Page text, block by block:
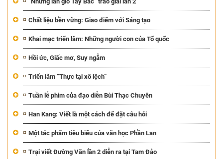
Chất liệu bền vững: Giao điểm với Sáng tạo
Khai mạc triển lãm: Những người con của Tổ quốc
Hồi ức, Giấc mơ, Suy ngẫm
Triển lãm “Thực tại xô lệch”
Tuần lễ phim của đạo diễn Bùi Thạc Chuyên
Han Kang: Viết là một cách để đặt câu hỏi
Một tác phẩm tiêu biểu của văn học Phần Lan
Trại viết Đường Văn lần 2 diễn ra tại Tam Đảo